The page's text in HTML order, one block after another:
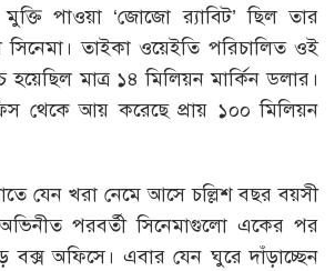
পাওয়া ‘জোজো র‌্যাবিট’ ছিল তার
সিনেমা। তাইকা ওয়েইতি পরিচালিত ওই
হয়েছিল মাত্র ১৪ মিলিয়ন মার্কিন ডলার।
থেকে আয় করেছে প্রায় ১০০ মিলিয়ন
যেন খরা নেমে আসে চল্লিশ বছর বয়সী
পরবর্তী সিনেমাগুলো একের পর
অফিসে। এবার যেন ঘুরে দাঁড়াচ্ছেন